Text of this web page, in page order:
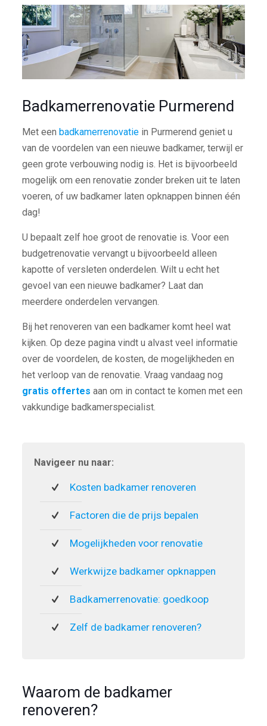
Badkamerrenovatie Purmerend
Met een badkamerrenovatiein Purmerend geniet u
van de voordelen van een nieuwe badkamer, terwijl er
geen grote verbouwing nodig is. Het is bijvoorbeeld
mogelijk om een renovatie zonder breken uit te laten
voeren, of uw badkamer laten opknappen binnen één
dag!
U bepaalt zelf hoe groot de renovatie is. Voor een
budgetrenovatie vervangt u bijvoorbeeld alleen
kapotte of versleten onderdelen. Wilt u echt het
gevoel van een nieuwe badkamer? Laat dan
meerdere onderdelen vervangen.
Bij het renoveren van een badkamer komt heel wat
kijken. Op deze pagina vindt u alvast veel informatie
over de voordelen, de kosten, de mogelijkheden en
het verloop van de renovatie. Vraag vandaag nog
gratis offertes aan om in contact te komen met een
vakkundige badkamerspecialist.
Navigeer nu naar:
Kosten badkamer renoveren
Factoren die de prijs bepalen
Mogelijkheden voor renovatie
Werkwijze badkamer opknappen
Badkamerrenovatie: goedkoop
Zelf de badkamer renoveren?
Waarom de badkamer
renoveren?